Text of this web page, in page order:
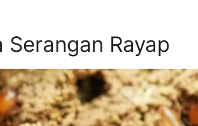
Rayap